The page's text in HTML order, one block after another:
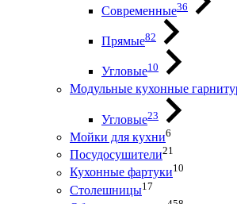
Современные36
Прямые82
Угловые10
Модульные кухонные
Угловые23
Мойки для кухни6
Посудосушители21
Кухонные фартуки10
Столешницы17